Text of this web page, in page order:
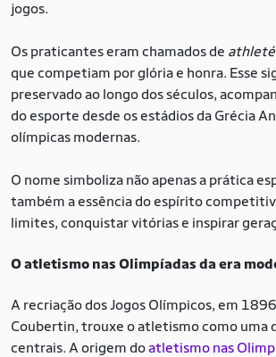
jogos.
Os praticantes eram chamados de
que competiam por glória e honra. Esse
preservado ao longo dos séculos,
do esporte desde os estádios da Grécia
olímpicas modernas.
O nome simboliza não apenas a prática
também a essência do espírito
limites, conquistar vitórias e inspirar
O atletismo nas Olimpíadas da era
A recriação dos Jogos Olímpicos, em
Coubertin, trouxe o atletismo como uma
centrais. A origem doatletismo nas